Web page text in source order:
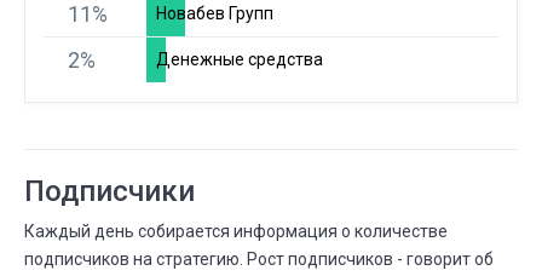
11% Новабев Групп
2% Денежные средства
Подписчики
Каждый день собирается информация о количестве
подписчиков на стратегию. Рост подписчиков - говорит об